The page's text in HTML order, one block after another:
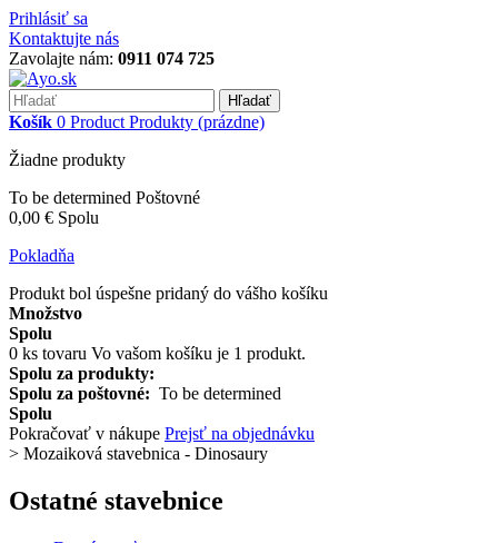
Prihlásiť sa
Kontaktujte nás
Zavolajte nám: 0911 074 725
Hľadať
Košík 0 Product Produkty (prázdne)
Žiadne produkty
To be determined Poštovné
0,00 € Spolu
Pokladňa
Produkt bol úspešne pridaný do vášho košíku
Množstvo
Spolu
0 ks tovaru Vo vašom košíku je 1 produkt.
Spolu za produkty:
Spolu za poštovné: To be determined
Spolu
Pokračovať v nákupe Prejsť na objednávku
> Mozaiková stavebnica - Dinosaury
Ostatné stavebnice